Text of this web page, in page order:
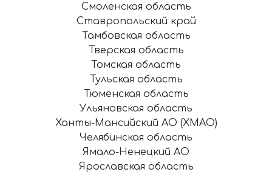
Смоленская область
Ставропольский край
Тамбовская область
Тверская область
Томская область
Тульская область
Тюменская область
Ульяновская область
Ханты-Мансийский АО (ХМАО)
Челябинская область
Ямало-Ненецкий АО
Ярославская область